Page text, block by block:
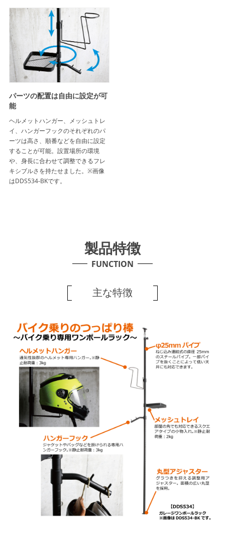
パーツの配置は自由に設定が可
能
ヘルメットハンガー、メッシュトレ
イ、ハンガーフックのそれぞれのパ
ーツは高さ、順番などを自由に設定
することが可能。設置場所の環境
や、身長に合わせて調整できるフレ
キシブルさを持たせました。※画像
はDDS534-BKです。
製品特徴
FUNCTION
主な特徴